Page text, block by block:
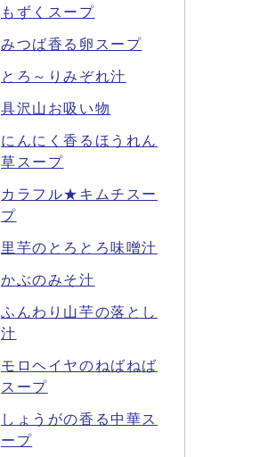
もずくスープ
みつば香る卵スープ
とろ～りみぞれ汁
具沢山お吸い物
にんにく香るほうれん
草スープ
カラフル★キムチスー
プ
里芋のとろとろ味噌汁
かぶのみそ汁
ふんわり山芋の落とし
汁
モロヘイヤのねばねば
スープ
しょうがの香る中華ス
ープ